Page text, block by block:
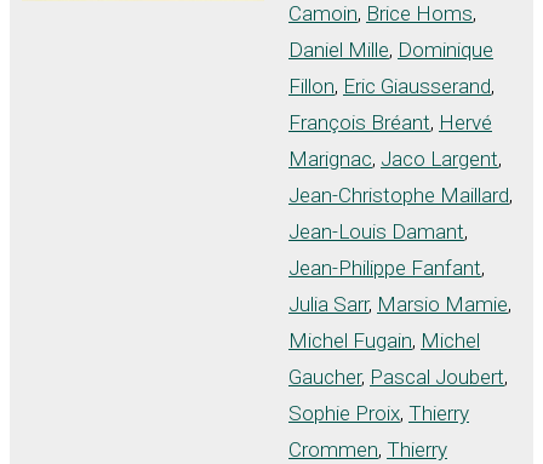
Camoin, Brice Homs,
Daniel Mille, Dominique
Fillon, Eric Giausserand,
François Bréant, Hervé
Marignac, Jaco Largent,
Jean-Christophe Maillard,
Jean-Louis Damant,
Jean-Philippe Fanfant,
Julia Sarr, Marsio Mamie,
Michel Fugain, Michel
Gaucher, Pascal Joubert,
Sophie Proix, Thierry
Crommen, Thierry